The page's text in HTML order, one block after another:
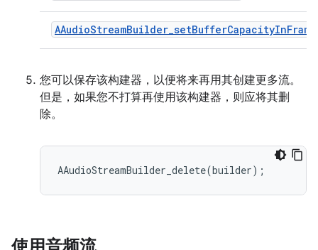
您可以保存该构建器，以便将来再用其创建更多流。
但是，如果您不打算再使用该构建器，则应将其删
除。